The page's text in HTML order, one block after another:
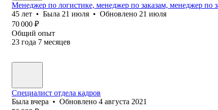
Менеджер по логистике, менеджер по заказам, менеджер по
45 лет • Была 21 июля • Обновлено 21 июля
70 000 ₽
Общий опыт
23 года 7 месяцев
Cпециалист отдела кадров
Была вчера • Обновлено 4 августа 2021